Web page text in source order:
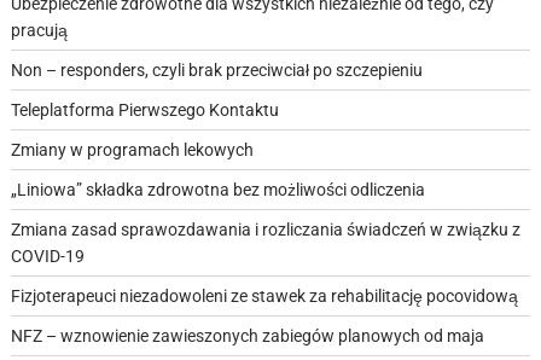
pracują
Non – responders, czyli brak przeciwciał po szczepieniu
Teleplatforma Pierwszego Kontaktu
Zmiany w programach lekowych
„Liniowa” składka zdrowotna bez możliwości odliczenia
Zmiana zasad sprawozdawania i rozliczania świadczeń w związku z
COVID-19
Fizjoterapeuci niezadowoleni ze stawek za rehabilitację pocovidową
NFZ – wznowienie zawieszonych zabiegów planowych od maja